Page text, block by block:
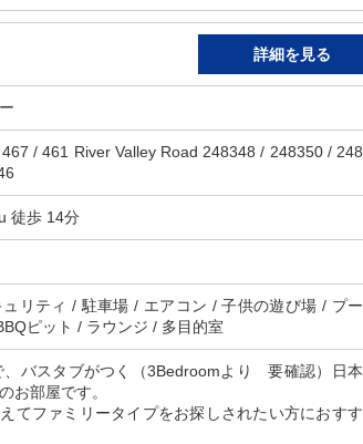
詳細を見る
/ 461 River Valley Road 248348 / 248350 / 248
徒歩 14分
リティ / 駐車場 / エアコン / 子供の遊び場 / プー
ピット / ラウンジ / 多目的室
、バスタブがつく（3Bedroomより 要確認）日本
お部屋です。
てファミリータイプをお探しされたい方におすす